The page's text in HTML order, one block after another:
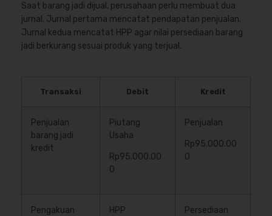
Saat barang jadi dijual, perusahaan perlu membuat dua
jurnal. Jurnal pertama mencatat pendapatan penjualan.
Jurnal kedua mencatat HPP agar nilai persediaan barang
jadi berkurang sesuai produk yang terjual.
Transaksi Debit Kredit
Penjualan
barang jadi
kredit
Piutang
Usaha
Rp95.000.00
0
Penjualan
Rp95.000.00
0
Pengakuan
HPP
Persediaan